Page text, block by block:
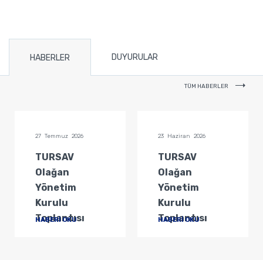
HABERLER DUYURULAR
TÜM HABERLER
27 Temmuz 2026
TURSAV
Olağan
Yönetim
Kurulu
Toplantısı
HABERİ OKU
23 Haziran 2026
TURSAV
Olağan
Yönetim
Kurulu
Toplantısı
HABERİ OKU